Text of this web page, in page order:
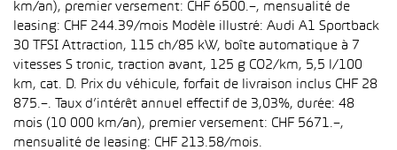
km/an), premier versement: CHF 6500.–, mensualité de
leasing: CHF 244.39/mois Modèle illustré: Audi A1 Sportback
30 TFSI Attraction, 115 ch/85 kW, boîte automatique à 7
vitesses S tronic, traction avant, 125 g CO2/km, 5,5 l/100
km, cat. D. Prix du véhicule, forfait de livraison inclus CHF 28
875.–. Taux d’intérêt annuel effectif de 3,03%, durée: 48
mois (10 000 km/an), premier versement: CHF 5671.–,
mensualité de leasing: CHF 213.58/mois.